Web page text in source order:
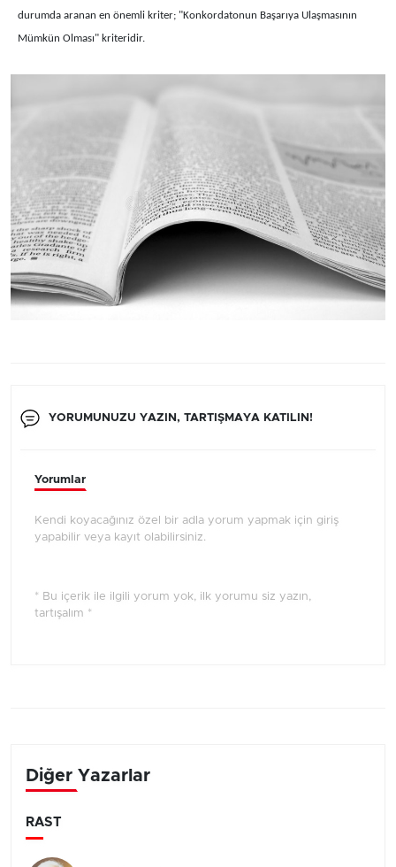
durumda aranan en önemli kriter; "Konkordatonun Başarıya Ulaşmasının
Mümkün Olması" kriteridir.
YORUMUNUZU YAZIN, TARTIŞMAYA KATILIN!
Yorumlar
Kendi koyacağınız özel bir adla yorum yapmak için giriş
yapabilir veya kayıt olabilirsiniz.
* Bu içerik ile ilgili yorum yok, ilk yorumu siz yazın,
tartışalım *
Diğer Yazarlar
RAST